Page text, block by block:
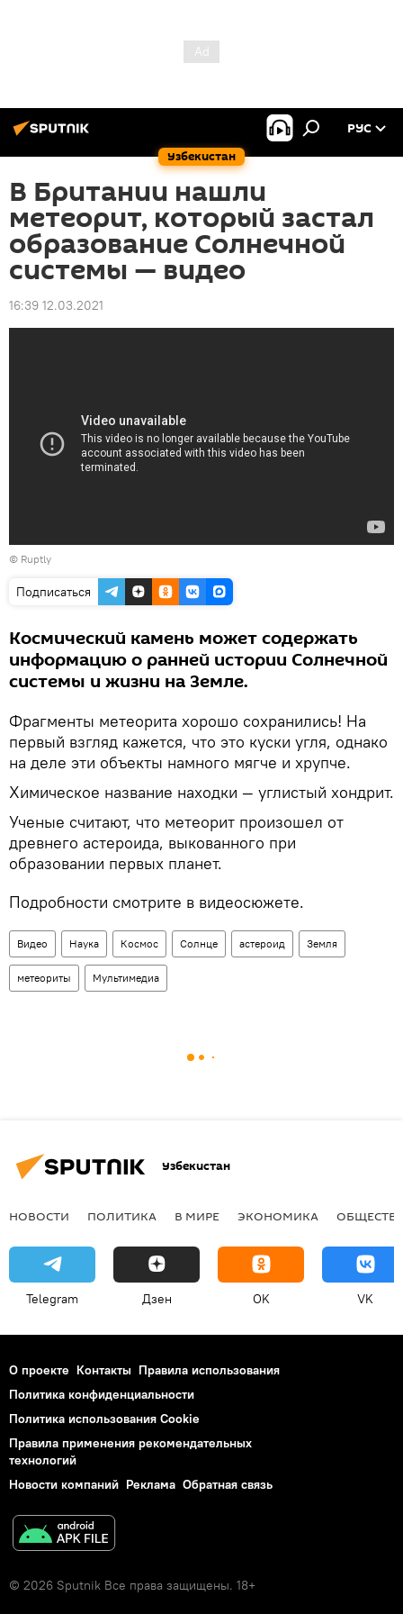
Узбекистан
РУС
В Британии нашли
метеорит, который застал
образование Солнечной
системы — видео
16:39 12.03.2021
© Ruptly
Подписаться
Космический камень может содержать
информацию о ранней истории Солнечной
системы и жизни на Земле.
Фрагменты метеорита хорошо сохранились! На
первый взгляд кажется, что это куски угля, однако
на деле эти объекты намного мягче и хрупче.
Химическое название находки — углистый хондрит.
Ученые считают, что метеорит произошел от
древнего астероида, выкованного при
образовании первых планет.
Подробности смотрите в видеосюжете.
Видео Наука Космос Солнце астероид Земля
метеориты Мультимедиа
Узбекистан
НОВОСТИ ПОЛИТИКА В МИРЕ ЭКОНОМИКА
Telegram Дзен OK VK
О проекте Контакты Правила использования
Политика конфиденциальности
Политика использования Cookie
Правила применения рекомендательных
технологий
Новости компаний Реклама Обратная связь
© 2026 Sputnik Все права защищены. 18+